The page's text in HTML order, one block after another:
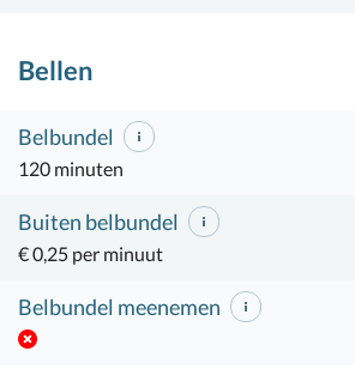
Bellen
Belbundel
120 minuten
Buiten belbundel
€ 0,25 per minuut
Belbundel meenemen